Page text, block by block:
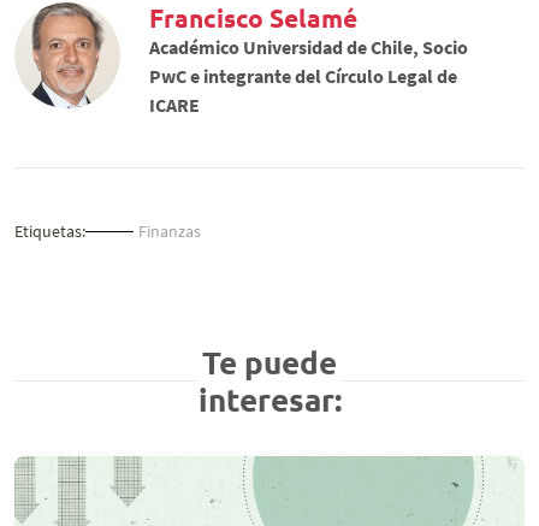
Francisco Selamé
Académico Universidad de Chile, Socio
PwC e integrante del Círculo Legal de
ICARE
Etiquetas: Finanzas
Te puede
interesar: